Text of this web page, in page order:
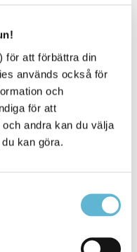
för att förbättra din
används också för
och
för att
andra kan du välja
kan göra.
elevernas
också väldigt nöjda
ett bra samtalsklimat,
skratt. Gruppen hade
vilket gjorde att de
Olika
fick väldigt mycket
är